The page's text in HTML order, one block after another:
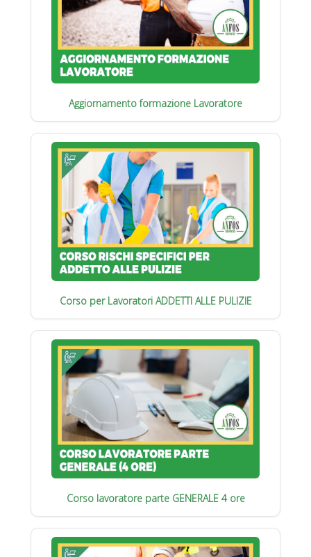
Aggiornamento formazione Lavoratore
Corso per Lavoratori ADDETTI ALLE PULIZIE
Corso lavoratore parte GENERALE 4 ore